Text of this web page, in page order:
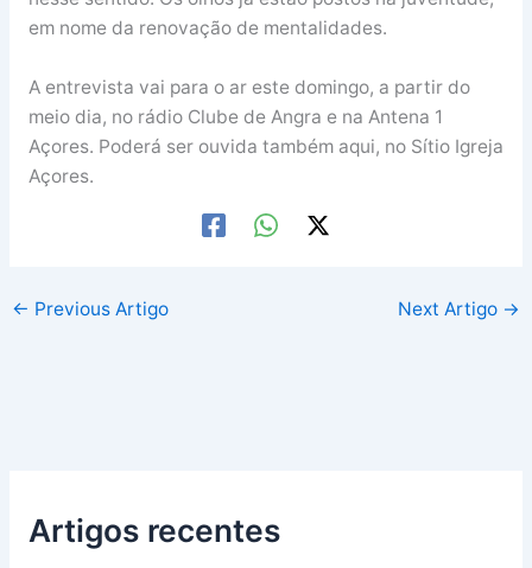
em nome da renovação de mentalidades.
A entrevista vai para o ar este domingo, a partir do
meio dia, no rádio Clube de Angra e na Antena 1
Açores. Poderá ser ouvida também aqui, no Sítio Igreja
Açores.
← Previous Artigo Next Artigo →
Artigos recentes